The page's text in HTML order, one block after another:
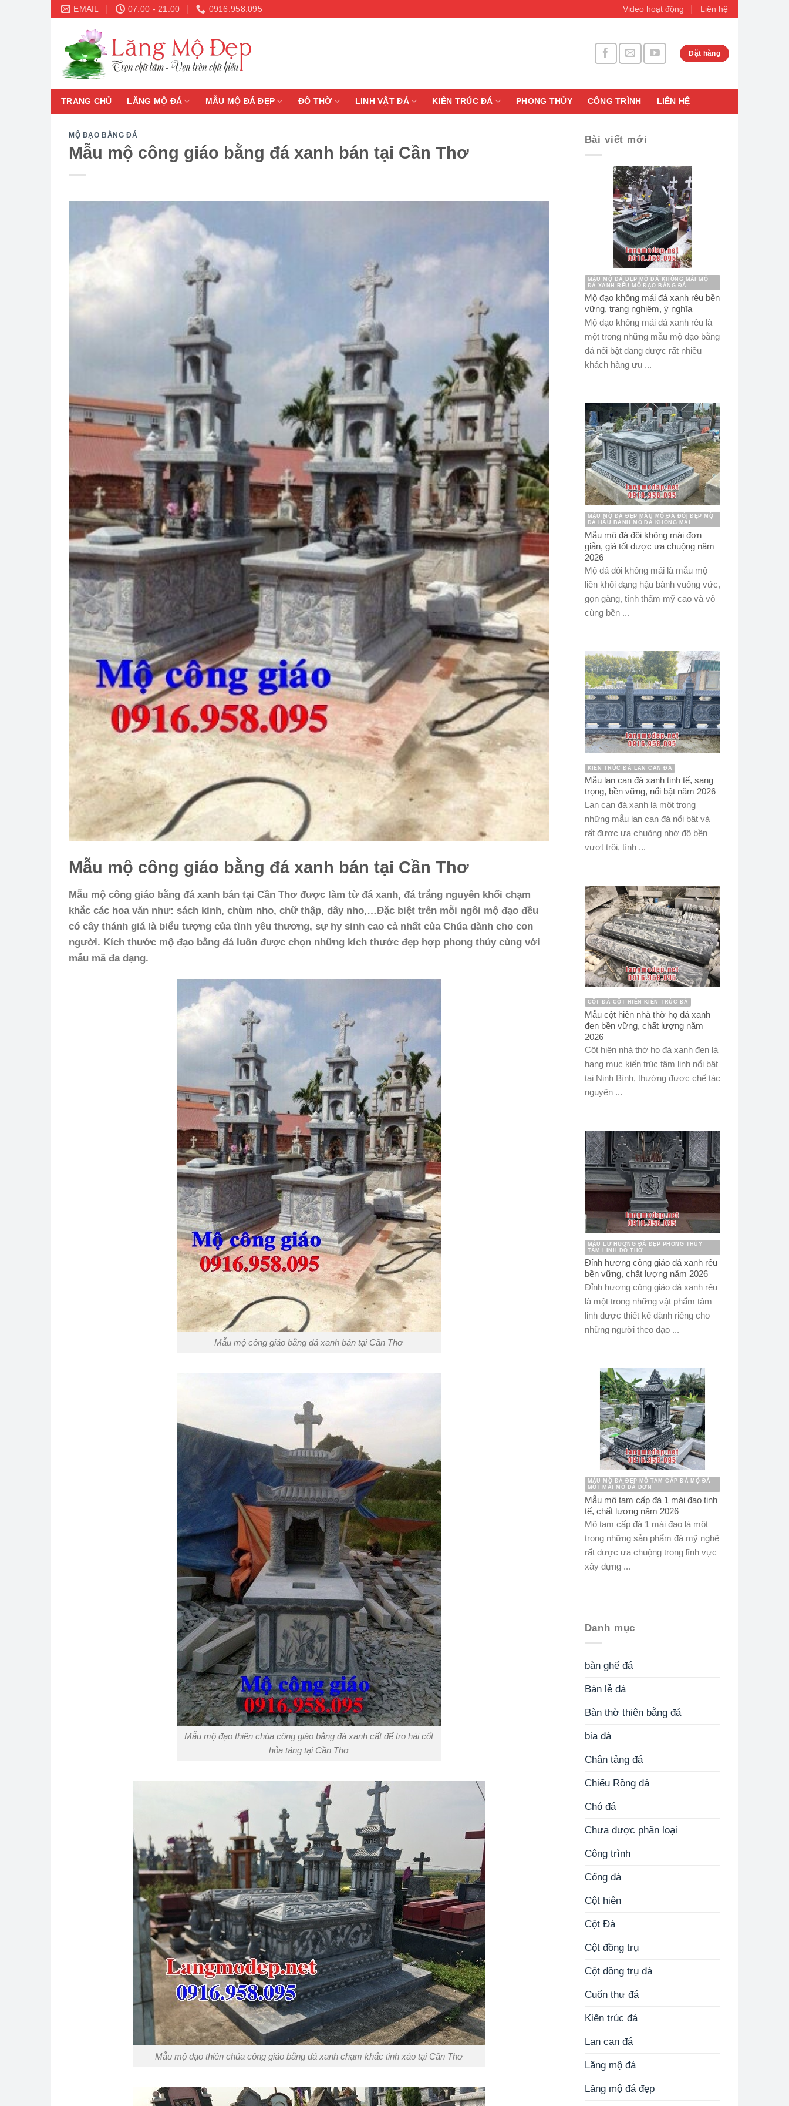
Skip
content
EMAIL 07:00 - 21:00 0916.958.095 Video hoạt động Liên hệ
Đặt hàng
TRANG CHỦ LĂNG MỘ ĐÁ MẪU MỘ ĐÁ ĐẸP ĐỒ THỜ LINH VẬT ĐÁ KIẾN TRÚC ĐÁ PHONG THỦY CÔNG TRÌNH LIÊN HỆ
MỘ ĐẠO BẰNG ĐÁ
Mẫu mộ công giáo bằng đá xanh bán tại Cần Thơ
Mẫu mộ công giáo bằng đá xanh bán tại Cần Thơ
Mẫu mộ công giáo bằng đá xanh bán tại Cần Thơ được làm từ đá xanh, đá trắng nguyên khối chạm
khắc các hoa văn như: sách kinh, chùm nho, chữ thập, dây nho,…Đặc biệt trên mỗi ngôi mộ đạo đều
có cây thánh giá là biểu tượng của tình yêu thương, sự hy sinh cao cả nhất của Chúa dành cho con
người. Kích thước mộ đạo bằng đá luôn được chọn những kích thước đẹp hợp phong thủy cùng với
mẫu mã đa dạng.
Mẫu mộ công giáo bằng đá xanh bán tại Cần Thơ
Mẫu mộ đạo thiên chúa công giáo bằng đá xanh cất để tro hài cốt
hỏa táng tại Cần Thơ
Mẫu mộ đạo thiên chúa công giáo bằng đá xanh chạm khắc tinh xảo tại Cần Thơ
Bài viết mới
MẪU MỘ ĐÁ ĐẸP MỘ ĐÁ KHÔNG MÁI MỘ
ĐÁ XANH RÊU MỘ ĐẠO BẰNG ĐÁ
Mộ đạo không mái đá xanh rêu bền
vững, trang nghiêm, ý nghĩa
Mộ đạo không mái đá xanh rêu là
một trong những mẫu mộ đạo bằng
đá nổi bật đang được rất nhiều
khách hàng ưu ...
MẪU MỘ ĐÁ ĐẸP MẪU MỘ ĐÁ ĐÔI ĐẸP MỘ
ĐÁ HẬU BÀNH MỘ ĐÁ KHÔNG MÁI
Mẫu mộ đá đôi không mái đơn
giản, giá tốt được ưa chuộng năm
2026
Mộ đá đôi không mái là mẫu mộ
liền khối dạng hậu bành vuông vức,
gọn gàng, tính thẩm mỹ cao và vô
cùng bền ...
KIẾN TRÚC ĐÁ LAN CAN ĐÁ
Mẫu lan can đá xanh tinh tế, sang
trọng, bền vững, nổi bật năm 2026
Lan can đá xanh là một trong
những mẫu lan can đá nổi bật và
rất được ưa chuộng nhờ độ bền
vượt trội, tính ...
CỘT ĐÁ CỘT HIÊN KIẾN TRÚC ĐÁ
Mẫu cột hiên nhà thờ họ đá xanh
đen bền vững, chất lượng năm
2026
Cột hiên nhà thờ họ đá xanh đen là
hạng mục kiến trúc tâm linh nổi bật
tại Ninh Bình, thường được chế tác
nguyên ...
MẪU LƯ HƯƠNG ĐÁ ĐẸP PHONG THỦY
TÂM LINH ĐỒ THỜ
Đỉnh hương công giáo đá xanh rêu
bền vững, chất lượng năm 2026
Đỉnh hương công giáo đá xanh rêu
là một trong những vật phẩm tâm
linh được thiết kế dành riêng cho
những người theo đạo ...
MẪU MỘ ĐÁ ĐẸP MỘ TAM CẤP ĐÁ MỘ ĐÁ
MỘT MÁI MỘ ĐÁ ĐƠN
Mẫu mộ tam cấp đá 1 mái đao tinh
tế, chất lượng năm 2026
Mộ tam cấp đá 1 mái đao là một
trong những sản phẩm đá mỹ nghệ
rất được ưa chuộng trong lĩnh vực
xây dựng ...
Danh mục
bàn ghế đá
Bàn lễ đá
Bàn thờ thiên bằng đá
bia đá
Chân tảng đá
Chiếu Rồng đá
Chó đá
Chưa được phân loại
Công trình
Cổng đá
Cột hiên
Cột Đá
Cột đồng trụ
Cột đồng trụ đá
Cuốn thư đá
Kiến trúc đá
Lan can đá
Lăng mộ đá
Lăng mộ đá đẹp